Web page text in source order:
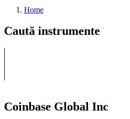
Home
Caută instrumente
Coinbase Global Inc